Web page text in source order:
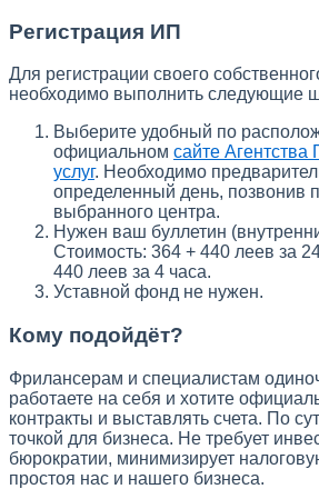
Регистрация ИП
Для регистрации своего
необходимо выполнить следующие
Выберите удобный по
официальном сайте Агентства
услуг. Необходимо
определенный день, позвонив
выбранного центра.
Нужен ваш буллетин
Стоимость: 364 + 440 леев за
440 леев за 4 часа.
Уставной фонд не нужен.
Кому подойдёт?
Фрилансерам и специалистам
работаете на себя и хотите
контракты и выставлять счета. По
точкой для бизнеса. Не требует
бюрократии, минимизирует
простоя нас и нашего бизнеса.